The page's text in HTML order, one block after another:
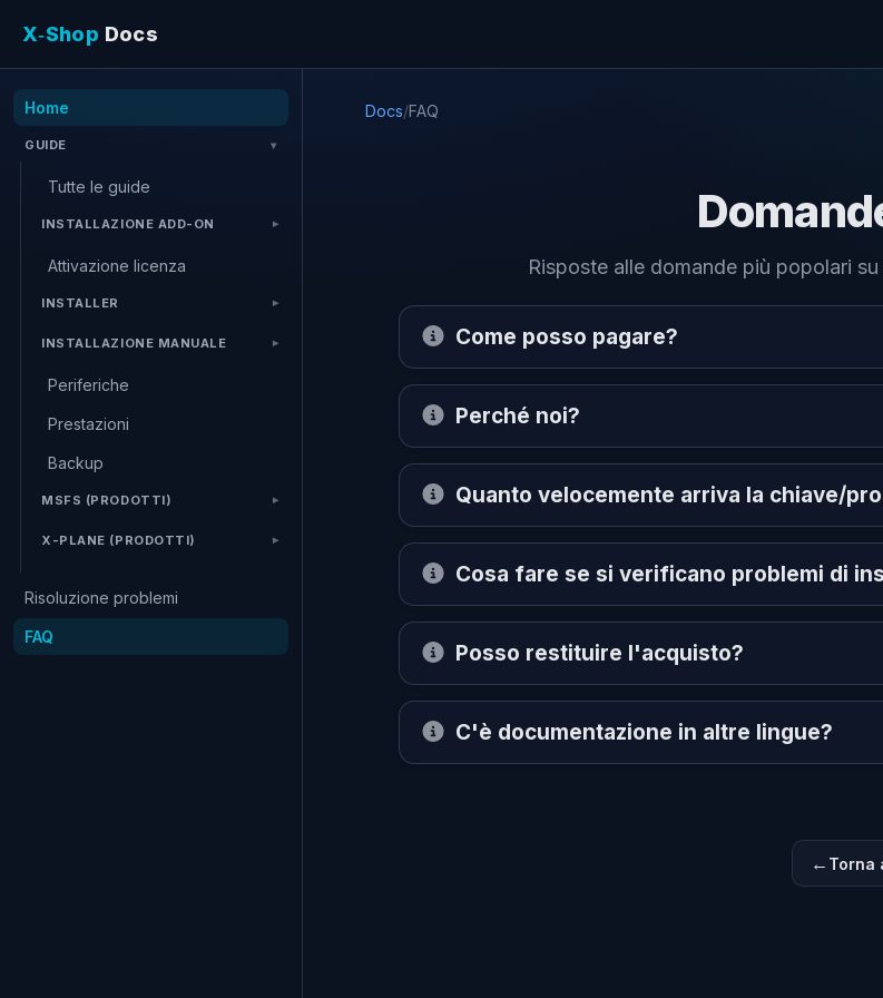
X‑Shop Docs
Home
GUIDE
Tutte le guide
INSTALLAZIONE ADD-ON
Attivazione licenza
INSTALLER
INSTALLAZIONE MANUALE
Periferiche
Prestazioni
Backup
MSFS (PRODOTTI)
X-PLANE (PRODOTTI)
Risoluzione problemi
FAQ
Docs/FAQ
Risposte alle domande più popolari
Come posso pagare?
Perché noi?
Quanto velocemente arriva la chiave/
Cosa fare se si verificano problemi di
Posso restituire l'acquisto?
C'è documentazione in altre lingue?
Torna